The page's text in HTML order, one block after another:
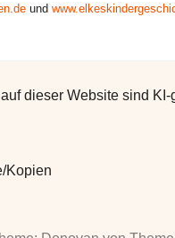
und
dieser Website sind KI-
Kopien